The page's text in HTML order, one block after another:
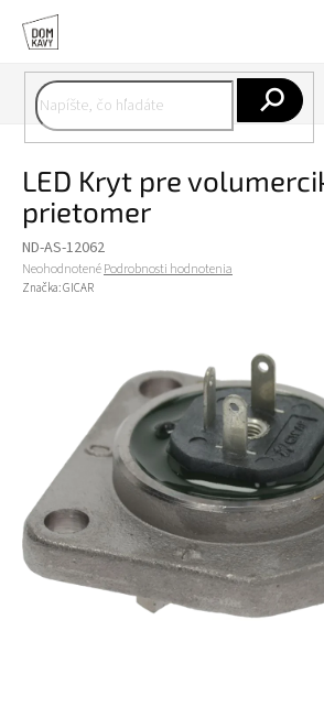
obsah
LED Kryt pre
prietomer
ND-AS-12062
Priemerné
hodnotenie
NeohodnotenéPodrobnosti hodnotenia
Značka:GICAR